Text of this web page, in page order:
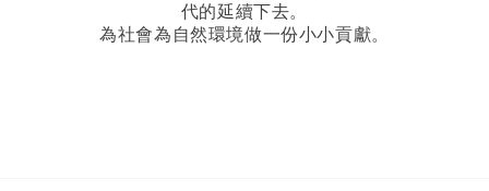
代的延續下去。
為社會為自然環境做一份小小貢獻。